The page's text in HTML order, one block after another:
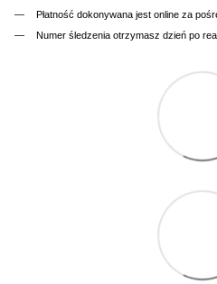
Płatność dokonywana jest online za
Numer śledzenia otrzymasz dzień po